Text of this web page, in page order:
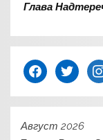
Глава
facebooktwitter
Август 2026